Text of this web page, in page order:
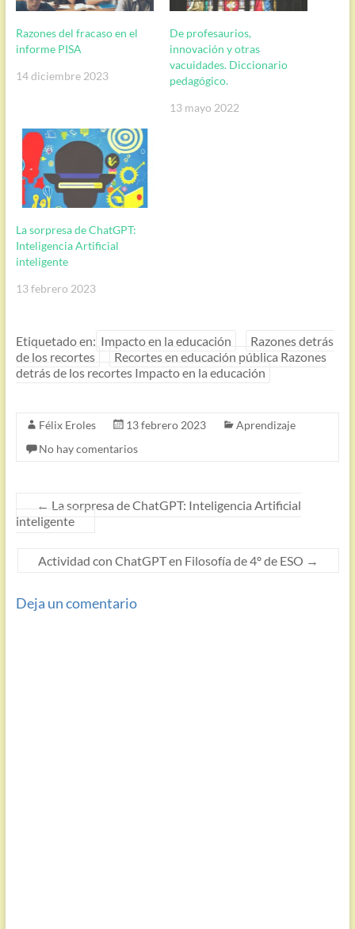
Razones del fracaso en el
informe PISA
14 diciembre 2023
De profesaurios,
innovación y otras
vacuidades. Diccionario
pedagógico.
13 mayo 2022
La sorpresa de ChatGPT:
Inteligencia Artificial
inteligente
13 febrero 2023
Etiquetado en: Impacto en la educación
Razones detrás
de los recortes
Recortes en educación pública Razones
detrás de los recortes Impacto en la educación
Félix Eroles 13 febrero 2023
Aprendizaje
No hay comentarios
← La sorpresa de ChatGPT: Inteligencia Artificial
inteligente
Actividad con ChatGPT en Filosofía de 4º de ESO →
Deja un comentario